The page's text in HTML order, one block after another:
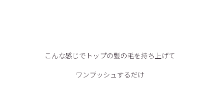
こんな感じでトップの髪の毛を持ち上げて
ワンプッシュするだけ